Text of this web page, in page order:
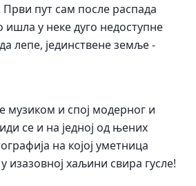
Први пут сам после распада
ишла у неке дуго недоступне
лепе, јединствене земље -
музиком и спој модерног и
се и на једној од њених
на којој уметница
изазовној хаљини свира гусле!